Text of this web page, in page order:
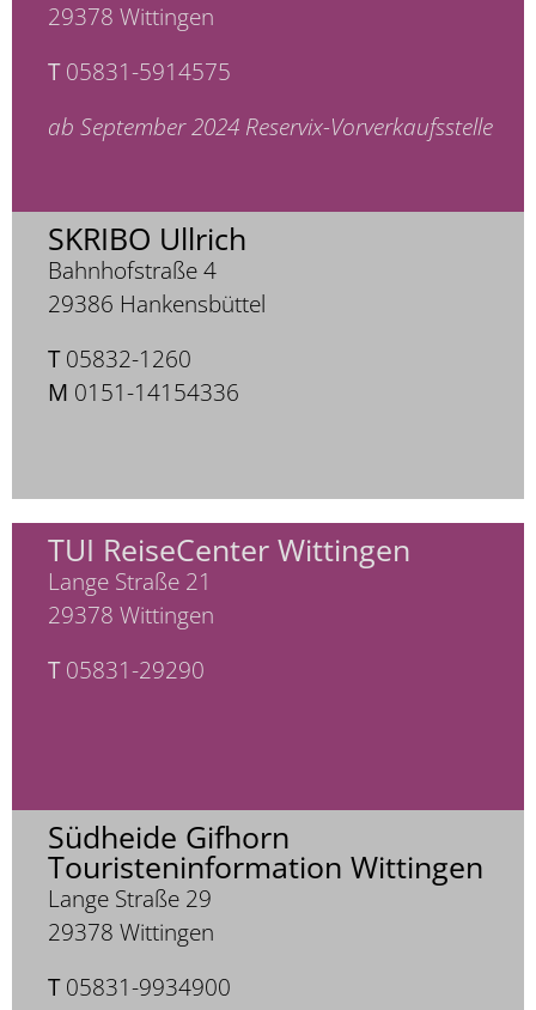
29378 Wittingen
T05831-5914575
ab September 2024 Reservix-Vorverkaufsstelle
SKRIBO Ullrich
Bahnhofstraße 4
29386 Hankensbüttel
T05832-1260
M 0151-14154336
TUI ReiseCenter Wittingen
Lange Straße 21
29378 Wittingen
T05831-29290
Südheide Gifhorn
Touristeninformation Wittingen
Lange Straße 29
29378 Wittingen
T05831-9934900